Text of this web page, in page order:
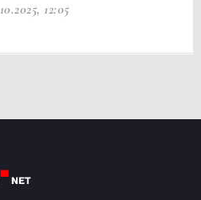
12:05